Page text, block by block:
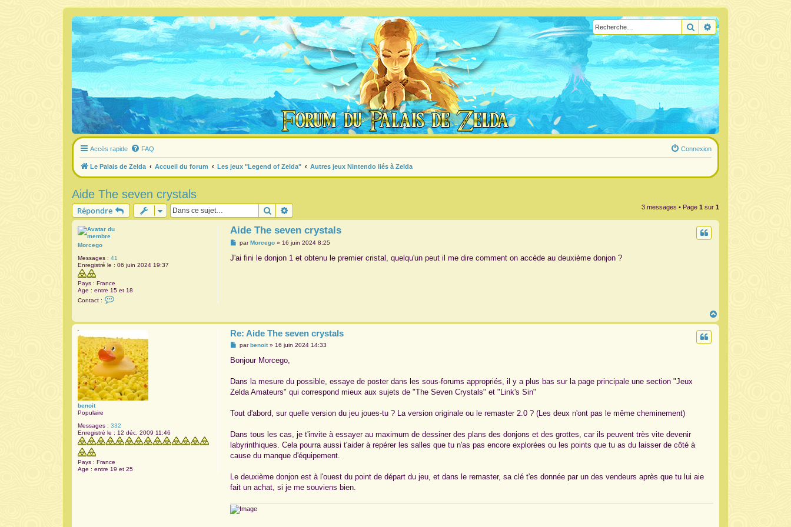
RechercherRecherche avancée
Accès rapide FAQ Connexion
Le Palais de Zelda Accueil du forum Les jeux "Legend of Zelda" Autres jeux Nintendo liés à Zelda
Aide The seven crystals
Répondre Rechercher 3 messages • Page 1 sur 1
Morcego
Messages : 41
Enregistré le : 06 juin 2024 19:37
Pays : France
Age : entre 15 et 18
Contact :
a
t
e
M
o
r
c
e
g
o
Aide The seven crystals
M
s
parMorcego » 16 juin 2024 8:25
J'ai fini le donjon 1 et obtenu le premier cristal, quelqu'un peut il me dire comment on accède au deuxième donjon ?
a
u
benoit
Populaire
Messages : 332
Enregistré le : 12 déc. 2009 11:46
Pays : France
Age : entre 19 et 25
Re: Aide The seven crystals
M
s
g
parbenoit» 16 juin 2024 14:33
Bonjour Morcego,
Dans la mesure du possible, essaye de poster dans les sous-forums appropriés, il y a plus bas sur la page principale une section "Jeux
Zelda Amateurs" qui correspond mieux aux sujets de "The Seven Crystals" et "Link's Sin"
Tout d'abord, sur quelle version du jeu joues-tu ? La version originale ou le remaster 2.0 ? (Les deux n'ont pas le même cheminement)
Dans tous les cas, je t'invite à essayer au maximum de dessiner des plans des donjons et des grottes, car ils peuvent très vite devenir
labyrinthiques. Cela pourra aussi t'aider à repérer les salles que tu n'as pas encore explorées ou les points que tu as du laisser de côté à
cause du manque d'équipement.
Le deuxième donjon est à l'ouest du point de départ du jeu, et dans le remaster, sa clé t'es donnée par un des vendeurs après que tu lui aie
fait un achat, si je me souviens bien.